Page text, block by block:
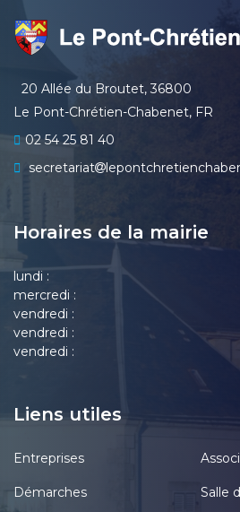
20 Allée du Broutet, 36800
Le Pont-Chrétien-Chabenet, FR
02 54 25 81 40
secretariat
Horaires de la mairie
lundi :
mercredi :
vendredi :
vendredi :
vendredi :
Liens utiles
Entreprises
Démarches Salle